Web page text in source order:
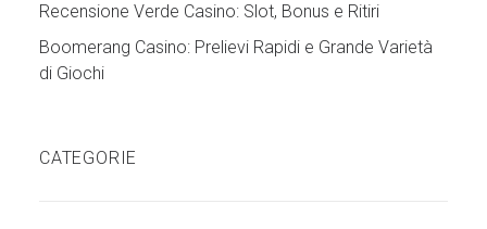
Recensione Verde Casino: Slot, Bonus e Ritiri
Boomerang Casino: Prelievi Rapidi e Grande Varietà
di Giochi
CATEGORIE